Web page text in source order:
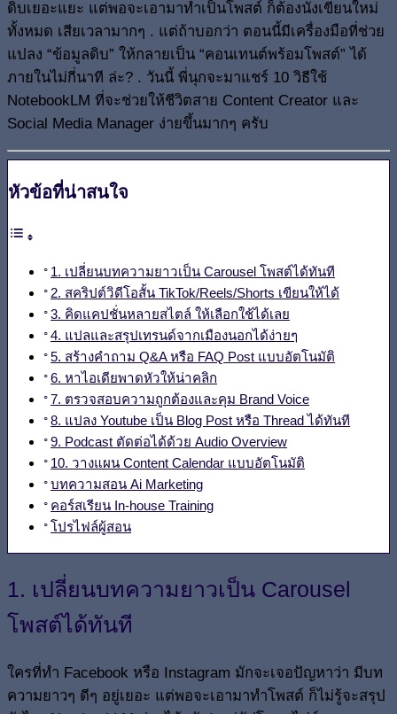
ดิบเยอะแยะ แต่พอจะเอามาทำเป็นโพสต์ ก็ต้องนั่งเขียนใหม่
ทั้งหมด เสียเวลามากๆ . แต่ถ้าบอกว่า ตอนนี้มีเครื่องมือที่ช่วย
แปลง “ข้อมูลดิบ” ให้กลายเป็น “คอนเทนต์พร้อมโพสต์” ได้
ภายในไม่กี่นาที ล่ะ? . วันนี้ พี่นุกจะมาแชร์ 10 วิธีใช้
NotebookLM ที่จะช่วยให้ชีวิตสาย Content Creator และ
Social Media Manager ง่ายขึ้นมากๆ ครับ
หัวข้อที่น่าสนใจ
1. เปลี่ยนบทความยาวเป็น Carousel โพสต์ได้ทันที
2. สคริปต์วิดีโอสั้น TikTok/Reels/Shorts เขียนให้ได้
3. คิดแคปชั่นหลายสไตล์ ให้เลือกใช้ได้เลย
4. แปลและสรุปเทรนด์จากเมืองนอกได้ง่ายๆ
5. สร้างคำถาม Q&A หรือ FAQ Post แบบอัตโนมัติ
6. หาไอเดียพาดหัวให้น่าคลิก
7. ตรวจสอบความถูกต้องและคุม Brand Voice
8. แปลง Youtube เป็น Blog Post หรือ Thread ได้ทันที
9. Podcast ตัดต่อได้ด้วย Audio Overview
10. วางแผน Content Calendar แบบอัตโนมัติ
บทความสอน Ai Marketing
คอร์สเรียน In-house Training
โปรไฟล์ผู้สอน
1. เปลี่ยนบทความยาวเป็น Carousel
โพสต์ได้ทันที
ใครที่ทำ Facebook หรือ Instagram มักจะเจอปัญหาว่า มีบท
ความยาวๆ ดีๆ อยู่เยอะ แต่พอจะเอามาทำโพสต์ ก็ไม่รู้จะสรุป